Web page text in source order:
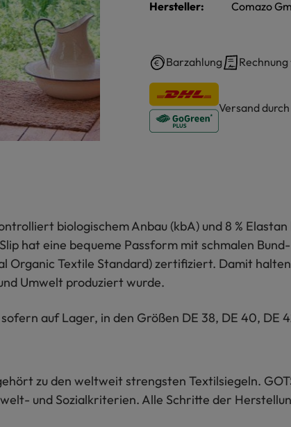
Hersteller:
Comazo
Barzahlung Rechnung
Versand
biologischem Anbau (kbA) und 8 %
hat eine bequeme Passform mit schmalen
Organic Textile Standard) zertifiziert. Damit
Umwelt produziert wurde.
auf Lager, in den Größen DE 38, DE 40, DE
zu den weltweit strengsten Textilsiegeln.
und Sozialkriterien. Alle Schritte der